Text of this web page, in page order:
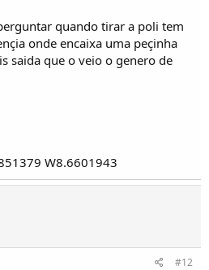
quando tirar a poli tem
onde encaixa uma peçinha
saida que o veio o genero de
W8.6601943
#12